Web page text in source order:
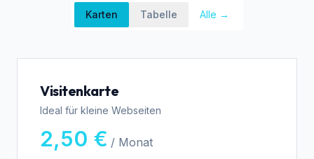
Karten Tabelle Alle →
Visitenkarte
Ideal für kleine Webseiten
2,50 € / Monat